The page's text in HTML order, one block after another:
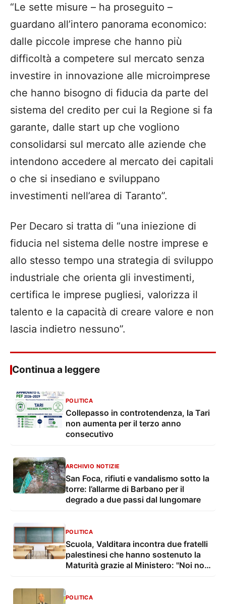
“Le sette misure – ha proseguito –
guardano all’intero panorama economico:
dalle piccole imprese che hanno più
difficoltà a competere sul mercato senza
investire in innovazione alle microimprese
che hanno bisogno di fiducia da parte del
sistema del credito per cui la Regione si fa
garante, dalle start up che vogliono
consolidarsi sul mercato alle aziende che
intendono accedere al mercato dei capitali
o che si insediano e sviluppano
investimenti nell’area di Taranto”.
Per Decaro si tratta di “una iniezione di
fiducia nel sistema delle nostre imprese e
allo stesso tempo una strategia di sviluppo
industriale che orienta gli investimenti,
certifica le imprese pugliesi, valorizza il
talento e la capacità di creare valore e non
lascia indietro nessuno”.
Continua a leggere
POLITICA
Collepasso in controtendenza, la Tari
non aumenta per il terzo anno
consecutivo
ARCHIVIO NOTIZIE
San Foca, rifiuti e vandalismo sotto la
torre: l’allarme di Barbano per il
degrado a due passi dal lungomare
POLITICA
Scuola, Valditara incontra due fratelli
palestinesi che hanno sostenuto la
Maturità grazie al Ministero: "Noi non
POLITICA